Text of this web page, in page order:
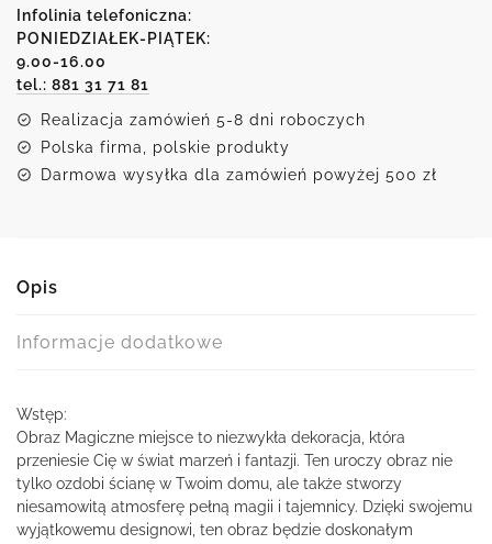
miejsce
Infolinia telefoniczna:
PONIEDZIAŁEK-PIĄTEK:
9.00-16.00
tel.: 881 31 71 81
Realizacja zamówień 5-8 dni roboczych
Polska firma, polskie produkty
Darmowa wysyłka dla zamówień powyżej 500 zł
Opis
Informacje dodatkowe
Wstęp:
Obraz Magiczne miejsce to niezwykła dekoracja, która
przeniesie Cię w świat marzeń i fantazji. Ten uroczy obraz nie
tylko ozdobi ścianę w Twoim domu, ale także stworzy
niesamowitą atmosferę pełną magii i tajemnicy. Dzięki swojemu
wyjątkowemu designowi, ten obraz będzie doskonałym